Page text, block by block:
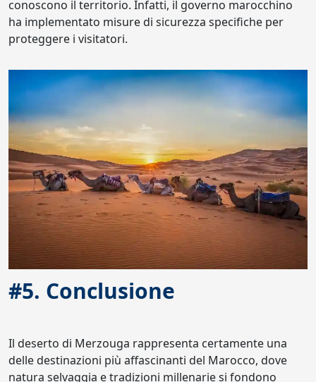
conoscono il territorio. Infatti, il governo marocchino
ha implementato misure di sicurezza specifiche per
proteggere i visitatori.
#5. Conclusione
Il deserto di Merzouga rappresenta certamente una
delle destinazioni più affascinanti del Marocco, dove
natura selvaggia e tradizioni millenarie si fondono